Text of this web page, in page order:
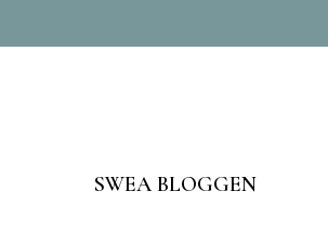
SWEA BLOGGEN